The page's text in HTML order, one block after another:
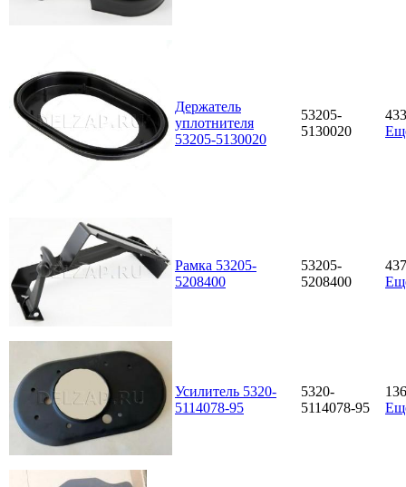
Держатель
уплотнителя
53205-5130020
53205-
5130020
Рамка 53205-
5208400
53205-
5208400
Усилитель 5320-
5114078-95
5320-
5114078-95